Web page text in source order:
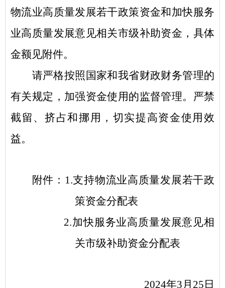
物流业高质量发展若干政策资金和加快服务
业高质量发展意见相关市级补助资金，具体
金额见附件。
请严格按照国家和我省财政财务管理的
有关规定，加强资金使用的监督管理。严禁
截留、挤占和挪用，切实提高资金使用效
益。
附件： 1.支持物流业高质量发展若干政
策资金分配表
2.加快服务业高质量发展意见相
关市级补助资金分配表
2024年3月25日